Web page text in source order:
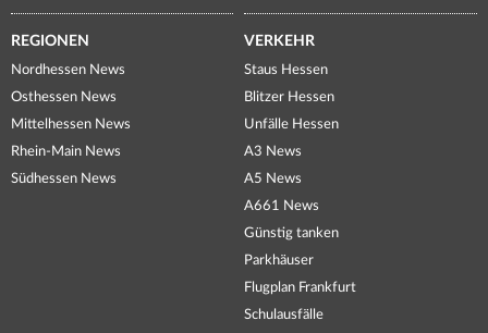
REGIONEN
Nordhessen News
Osthessen News
Mittelhessen News
Rhein-Main News
Südhessen News
VERKEHR
Staus Hessen
Blitzer Hessen
Unfälle Hessen
A3 News
A5 News
A661 News
Günstig tanken
Parkhäuser
Flugplan Frankfurt
Schulausfälle